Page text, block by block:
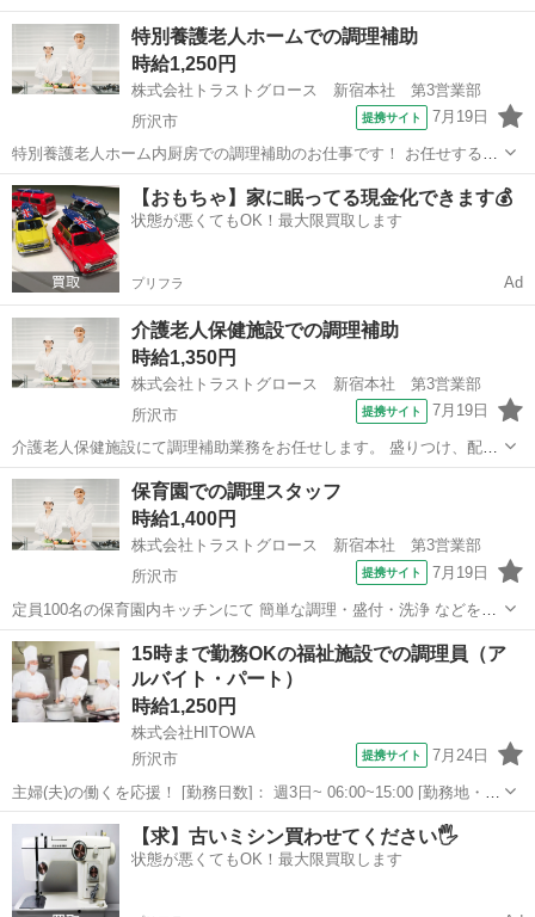
もご応募可能です🉑 ①お飲みの提供、お客様との接客を頑張ってくれ
る方！ ② 店長候補として店舗運営での活躍してくださる方！ ①時給
2,000円〜...
埼玉 所沢市 所沢駅 飲食
特別養護老人ホームでの調理補助
時給1,250円
株式会社トラストグロース 新宿本社 第3営業部
所沢市
提携サイト 7月19日
特別養護老人ホーム内厨房での調理補助のお仕事です！ お任せするの
は＜配膳・盛り付け・洗浄＞などカンタン業務です。 1日2～4名のス
タッフで90食程度を用意します。 飲食店や集団調理経験を活かして 福
祉業界で活躍しませんか...
埼玉 所沢市 キッチン
【おもちゃ】家に眠ってる現金化できます💰
状態が悪くてもOK！最大限買取します
プリフラ Ad
介護老人保健施設での調理補助
時給1,350円
株式会社トラストグロース 新宿本社 第3営業部
所沢市
提携サイト 7月19日
介護老人保健施設にて調理補助業務をお任せします。 盛りつけ、配
膳、洗浄等がメインとなります。 ●食数：朝夜95食/昼130～140食 ●人
数体制：5～6名 ●資格・経験不問 ●週3日～OK ●日勤1シフトのみ ●車
通勤ＯＫ...
埼玉 所沢市 キッチン
保育園での調理スタッフ
時給1,400円
株式会社トラストグロース 新宿本社 第3営業部
所沢市
提携サイト 7月19日
定員100名の保育園内キッチンにて 簡単な調理・盛付・洗浄 などをお
願いします。 実働5時間の短時間勤務です。 ライフワークバランスを
保ちながら オシゴトできますよ＊ 赤ちゃんだった子が 自分で食べら
れるようになったり・...
埼玉 所沢市 キッチン
15時まで勤務OKの福祉施設での調理員（ア
ルバイト・パート）
時給1,250円
株式会社HITOWA
所沢市
提携サイト 7月24日
主婦(夫)の働くを応援！ [勤務日数]： 週3日~ 06:00~15:00 [勤務地・最
寄駅]： 埼玉県所沢市東狭山ケ丘1-57-1 イリーゼ所沢西_11912 狭山ケ
丘駅徒歩7分 [職種名]：福祉施設での調理員（ア...
埼玉 所沢市 その他
【求】古いミシン買わせてください🖐️
状態が悪くてもOK！最大限買取します